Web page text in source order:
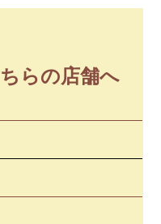
らの店舗へ